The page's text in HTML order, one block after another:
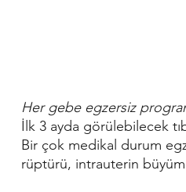
Her gebe egzersiz
İlk 3 ayda görülebilecek
Bir çok medikal durum
rüptürü, intrauterin